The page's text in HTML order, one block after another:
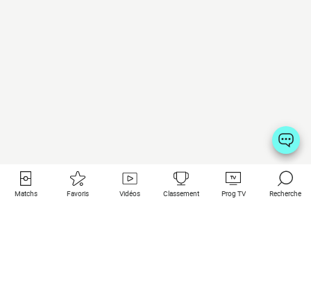
Matchs Favoris Vidéos Classement Prog TV Recherche